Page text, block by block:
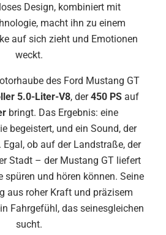
Design, kombiniert mit
macht ihn zu einem
auf sich zieht und Emotionen
weckt.
des Ford Mustang GT
5.0-Liter-V8, der450 PS auf
bringt. Das Ergebnis: eine
begeistert, und ein Sound, der
ob auf der Landstraße, der
Stadt – der Mustang GT liefert
spüren und hören können. Seine
aus roher Kraft und präzisem
Fahrgefühl, das seinesgleichen
sucht.